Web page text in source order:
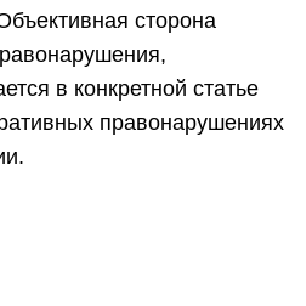
сторона
в конкретной статье
правонарушениях